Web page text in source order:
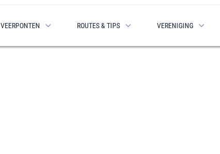
VEERPONTEN ROUTES & TIPS VERENIGING